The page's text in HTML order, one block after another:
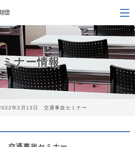
ナー情報
年2月13日 交通事故セミナー